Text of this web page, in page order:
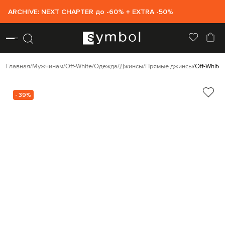
ARCHIVE: NEXT CHAPTER до -60% + EXTRA -50%
Главная Мужчинам Off-White Одежда Джинсы Прямые джинсы Off-White
- 39%